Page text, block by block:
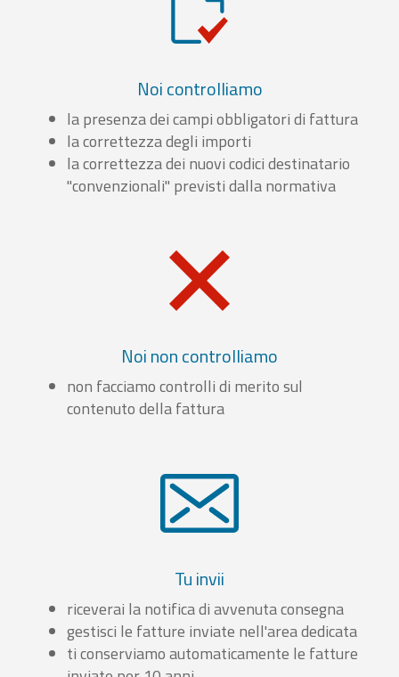
Noi controlliamo
la presenza dei campi obbligatori di fattura
la correttezza degli importi
la correttezza dei nuovi codici destinatario
"convenzionali" previsti dalla normativa
Noi non controlliamo
non facciamo controlli di merito sul
contenuto della fattura
Tu invii
riceverai la notifica di avvenuta consegna
gestisci le fatture inviate nell'area dedicata
ti conserviamo automaticamente le fatture